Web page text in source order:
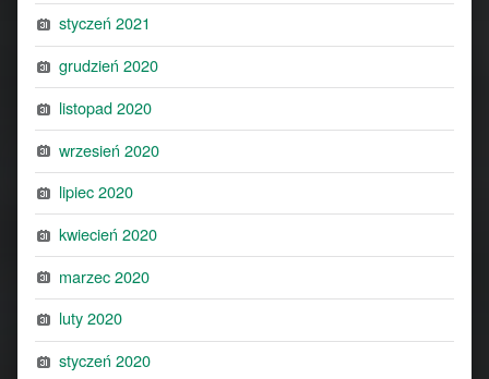
styczeń 2021
grudzień 2020
listopad 2020
wrzesień 2020
lipiec 2020
kwiecień 2020
marzec 2020
luty 2020
styczeń 2020